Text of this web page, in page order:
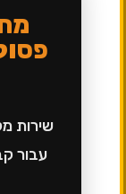
שירות
עבור